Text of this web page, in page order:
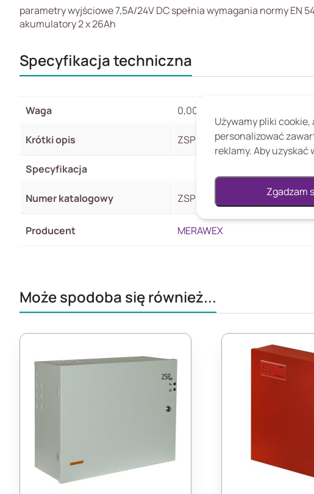
parametry wyjściowe 7,5A/24V DC spełnia wymagania normy EN
akumulatory 2 x 26Ah
Specyfikacja techniczna
Waga 0,00 kg
Krótki opis ZSP100-7.5A-40 AKU26
Specyfikacja
Numer katalogowy ZSP100-7.5A-40 AKU26
Producent MERAWEX
Może spodoba się również...
Używamy pliki
personalizować
reklamy. Aby
Zgadzam